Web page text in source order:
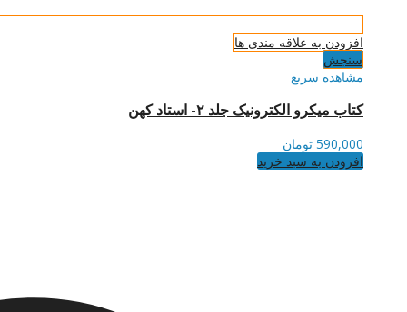
افزودن به علاقه مندی ها
سنجش
مشاهده سریع
کتاب میکرو الکترونیک جلد ۲- استاد کهن
590,000 تومان
افزودن به سبد خرید